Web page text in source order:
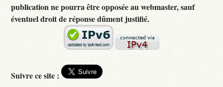
publication ne pourra être opposée au webmaster, sauf
éventuel droit de réponse dûment justifié.
Suivre ce site :